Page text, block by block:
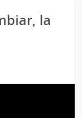
la